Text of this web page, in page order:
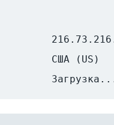
США (US)